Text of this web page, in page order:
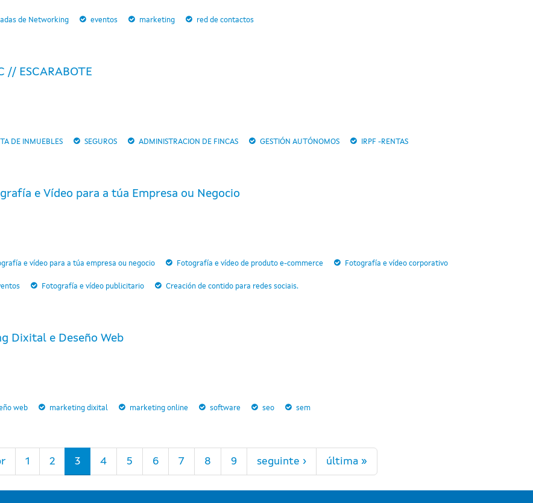
de Networking eventos marketing red de contactos
// ESCARABOTE
DE INMUEBLES SEGUROS ADMINISTRACION DE FINCAS GESTIÓN AUTÓNOMOS IRPF -RENTAS
e Vídeo para a túa Empresa ou Negocio
e vídeo para a túa empresa ou negocio Fotografía e vídeo de produto e-commerce Fotografía e vídeo corporativo
Fotografía e vídeo publicitario Creación de contido para redes sociais.
Dixital e Deseño Web
web marketing dixital marketing online software seo sem
1 2 3 4 5 6 7 8 9 seguinte › última »